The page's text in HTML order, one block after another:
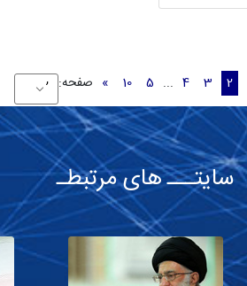
2
3
4
...
5
10
» صفحه:
سایتـــ های مرتبطـ